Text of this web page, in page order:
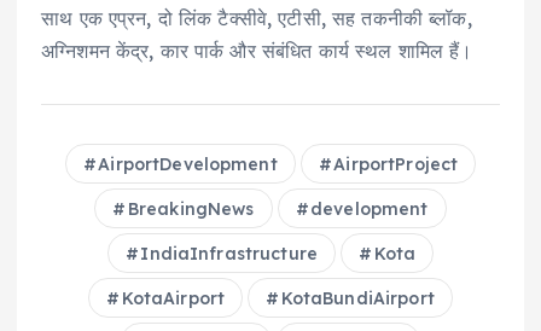
साथ एक एप्रन, दो लिंक टैक्सीवे, एटीसी, सह तकनीकी ब्लॉक,
अग्निशमन केंद्र, कार पार्क और संबंधित कार्य स्थल शामिल हैं।
AirportDevelopment AirportProject
BreakingNews development
IndiaInfrastructure Kota
KotaAirport KotaBundiAirport